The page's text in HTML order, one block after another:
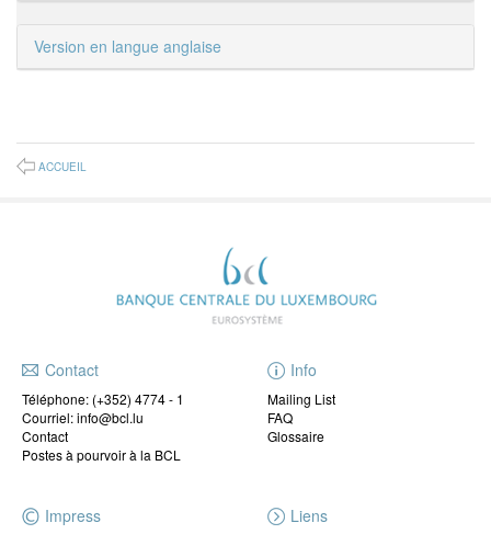
Version en langue anglaise
ACCUEIL
Contact
Téléphone: (+352) 4774 - 1
Courriel: info@bcl.lu
Contact
Postes à pourvoir à la BCL
Info
Mailing List
FAQ
Glossaire
Impress Liens